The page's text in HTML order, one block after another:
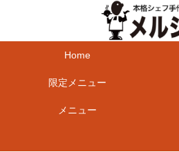
Home
限定メニュー
メニュー